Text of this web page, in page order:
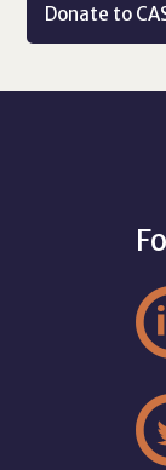
Donate to